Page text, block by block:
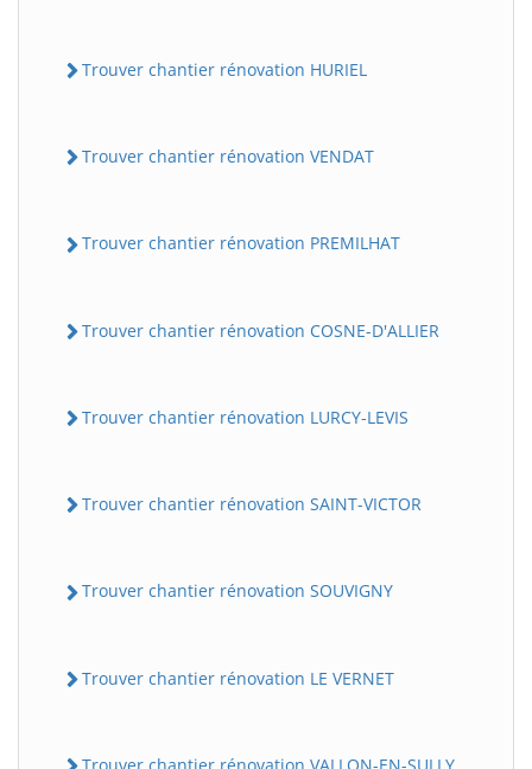
Trouver chantier rénovation HURIEL
Trouver chantier rénovation VENDAT
Trouver chantier rénovation PREMILHAT
Trouver chantier rénovation COSNE-D'ALLIER
Trouver chantier rénovation LURCY-LEVIS
Trouver chantier rénovation SAINT-VICTOR
Trouver chantier rénovation SOUVIGNY
Trouver chantier rénovation LE VERNET